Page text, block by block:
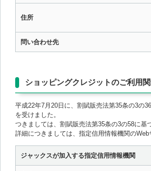
住所
問い合わせ先
ショッピングクレジットのご利用
平成22年7月20日に、割賦販売法第35条の3の
を受けました。
つきましては、割賦販売法第35条の3の58に基
詳細につきましては、指定信用情報機関のWeb
ジャックスが加入する指定信用情報機関